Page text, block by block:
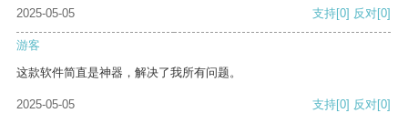
2025-05-05 支持[0] 反对[0]
游客
这款软件简直是神器，解决了我所有问题。
2025-05-05 支持[0] 反对[0]